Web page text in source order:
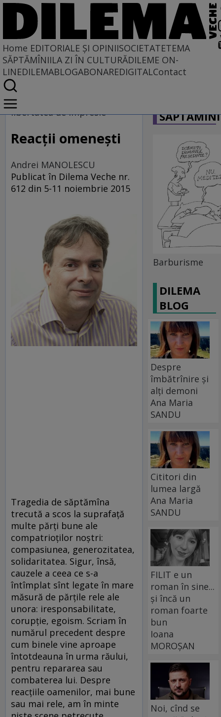
Home EDITORIALE ȘI OPINIISOCIETATETEMA
SĂPTĂMÎNIILA ZI ÎN CULTURĂDILEME ON-
LINEDILEMABLOGABONAREDIGITALContact
Home
EDITORIALE ȘI OPINII
libertatea de impresie
Reacţii omeneşti
Andrei MANOLESCU
Publicat în Dilema Veche nr.
612 din 5-11 noiembrie 2015
Tragedia de săptămîna
trecută a scos la suprafaţă
multe părţi bune ale
compatrioţilor noştri:
compasiunea, generozitatea,
solidaritatea. Sigur, însă,
cauzele a ceea ce s-a
întîmplat sînt legate în mare
măsură de părţile rele ale
unora: iresponsabilitate,
corupţie, egoism. Scriam în
numărul precedent despre
cum binele vine aproape
întotdeauna în urma răului,
pentru repararea sau
combaterea lui. Despre
reacţiile oamenilor, mai bune
sau mai rele, am în minte
Barburisme
DILEMA
BLOG
Despre
îmbătrînire și
alți demoni
Ana Maria
SANDU
Cititori din
lumea largă
Ana Maria
SANDU
FILIT e un
roman în sine...
și încă un
roman foarte
bun
Ioana
MOROȘAN
Noi, cînd se